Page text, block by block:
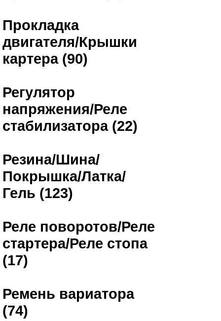
Прокладка
двигателя/Крышки
картера (90)
Регулятор
напряжения/Реле
стабилизатора (22)
Резина/Шина/
Покрышка/Латка/
Гель (123)
Реле поворотов/Реле
стартера/Реле стопа
(17)
Ремень вариатора
(74)